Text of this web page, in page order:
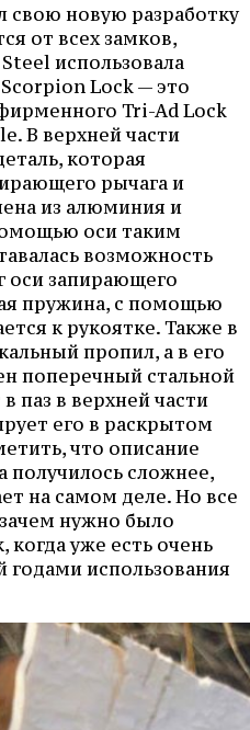
свою новую разработку
от всех замков,
использовала
Lock — это
Tri-Ad Lock
В верхней части
которая
рычага и
из алюминия и
оси таким
возможность
оси запирающего
пружина, с помощью
к рукоятке. Также в
пропил, а в его
поперечный стальной
паз в верхней части
его в раскрытом
что описание
получилось сложнее,
на самом деле. Но все
нужно было
когда уже есть очень
использования